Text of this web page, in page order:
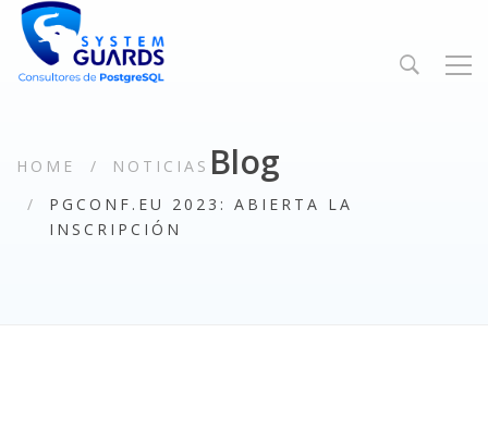
Blog
HOME
NOTICIAS
PGCONF.EU 2023: ABIERTA LA
INSCRIPCIÓN